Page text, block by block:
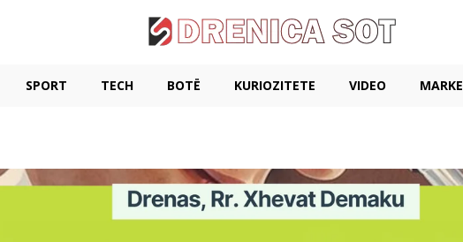
SPORT TECH BOTË KURIOZITETE VIDEO